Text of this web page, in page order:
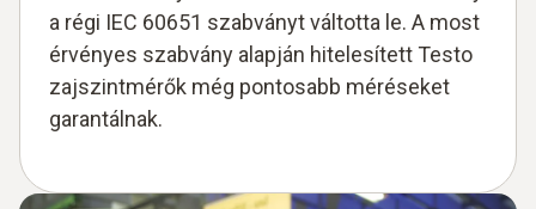
a régi IEC 60651 szabványt váltotta le. A most
érvényes szabvány alapján hitelesített Testo
zajszintmérők még pontosabb méréseket
garantálnak.